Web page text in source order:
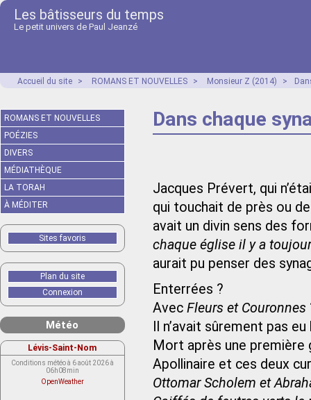
Les bâtisseurs du temps
Le petit univers de Paul Jeanzé
Accueil du site > ROMANS ET NOUVELLES > Monsieur Z (2014) >
Dans chaque
Jacques Prévert, qui
qui touchait de près ou
avait un divin sens des
chaque église il y a
aurait pu penser des
Enterrées ?
Avec Fleurs et Couronnes
Il n’avait sûrement pas
Mort après une première
Apollinaire et ces deux
Ottomar Scholem et
ROMANS ET NOUVELLES
POÉZIES
DIVERS
MÉDIATHÈQUE
LA TORAH
À MÉDITER
Sites favoris
Plan du site
Connexion
Météo
Lévis-Saint-Nom
Conditions météo à 6 août 2026 à
06h08min
OpenWeather